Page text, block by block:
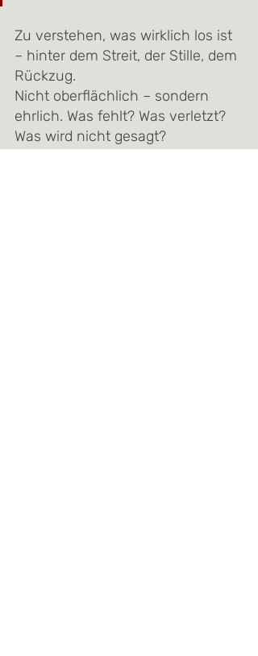
Zu verstehen, was wirklich los ist
– hinter dem Streit, der Stille, dem
Rückzug.
Nicht oberflächlich – sondern
ehrlich. Was fehlt? Was verletzt?
Was wird nicht gesagt?